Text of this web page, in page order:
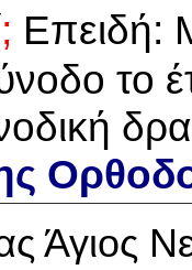
; Επειδή:
το
ή
Άγιος